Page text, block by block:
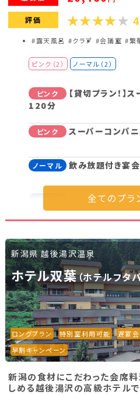
評価
#露天風呂 #クラブ #会議室 #繁
ピンク（2） ノーマル（2）
ピンク
【貸切プラン！】
120分
ピンク
スーパーコンパ
ノーマル
飲み放題付き宴
ノーマルコンパ
プラン
新潟県 越後湯沢温泉
ホテル双葉（ホテルフタ
ロングプラン 特別室利用可能 遅宴
早割キャンペーン
新潟の食材にこだわった会席
しめる越後湯沢の高級ホテルで